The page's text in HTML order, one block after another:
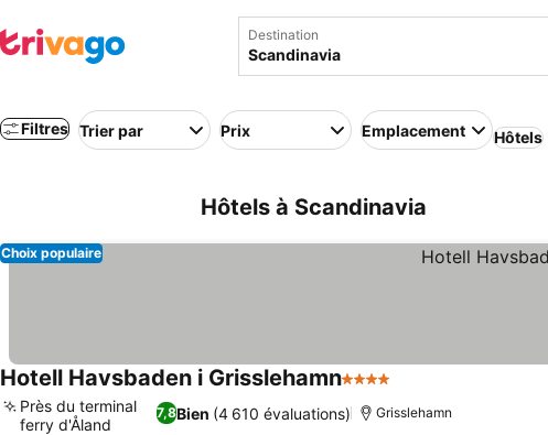
Destination
Filtres Trier par Prix Emplacement Hôtels
Hôtels à Scandinavia
Choix populaire
Hotell Havsbaden i Grisslehamn4 Étoiles
7,8Bien (4 610 évaluations)
Près du terminal
ferry d'Åland
Grisslehamn